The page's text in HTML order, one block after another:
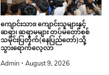
ကျောင်းသား၊ ကျောင်းသူများနှင့်
ဆရာ၊ ဆရာမများ တပ်မတော်စစ်
သမိုင်းပြတိုက်(နေပြည်တော်)သို့
သွားရောက်လေ့လာ
Admin August 9, 2026